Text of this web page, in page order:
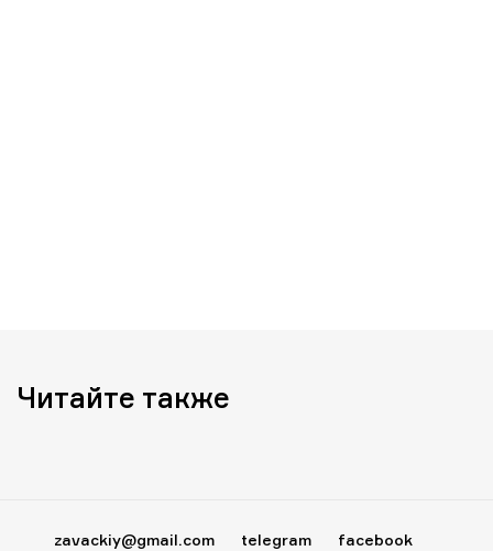
Читайте также
zavackiy@gmail.com telegram facebook